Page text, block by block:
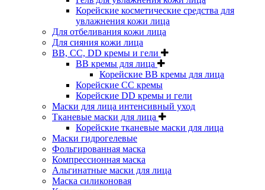
Корейские косметические средства для
увлажнения кожи лица
Для отбеливания кожи лица
Для сияния кожи лица
BB, CC, DD кремы и гели
BB кремы для лица
Корейские BB кремы для лица
Корейские CC кремы
Корейские DD кремы и гели
Маски для лица интенсивный уход
Тканевые маски для лица
Корейские тканевые маски для лица
Маски гидрогелевые
Фольгированная маска
Компрессионная маска
Альгинатные маски для лица
Маска силиконовая